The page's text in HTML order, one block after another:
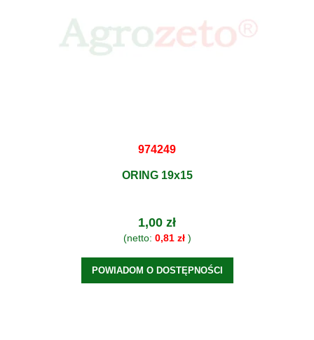
974249
ORING 19x15
1,00 zł
(netto: 0,81 zł)
POWIADOM O DOSTĘPNOŚCI